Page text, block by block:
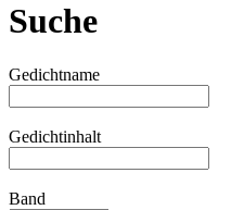
Suche
Gedichtname
Gedichtinhalt
Band